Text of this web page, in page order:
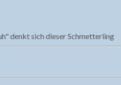
denkt sich dieser Schmetterling